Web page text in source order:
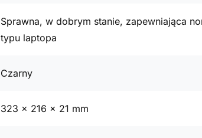
Sprawna, w dobrym stanie, zapewniająca
typu laptopa
Czarny
323 x 216 x 21 mm